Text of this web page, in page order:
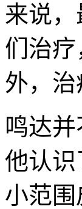
来说
们治
外，
鸣达
他认
小范